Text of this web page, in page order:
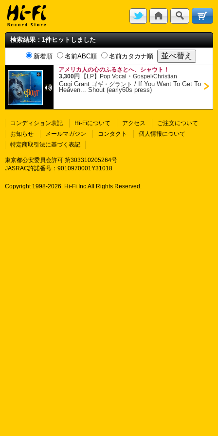
検索結果：1件ヒットしました
新着順 名前ABC順 名前カタカナ順
アメリカ人の心のふるさとへ、シャウト！
3,300円
【LP】 Pop Vocal ・Gospel/Christian
Gogi Grant ゴギ・グラント / If You Want To Get To
Heaven... Shout (early60s press)
コンディション表記 Hi-Fiについて アクセス
ご注文について
お知らせ
メールマガジン コンタクト
個人情報について
特定商取引法に基づく表記
東京都公安委員会許可 第303310205264号
JASRAC許諾番号：9010970001Y31018
Copyright 1998-2026. Hi-Fi Inc.All Rights Reserved.